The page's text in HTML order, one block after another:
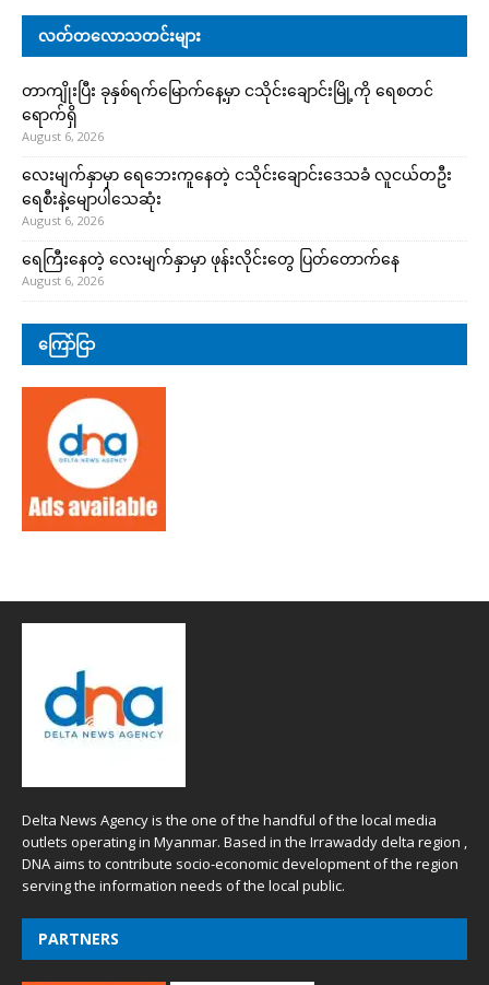
လတ်တလောသတင်းများ
တာကျိုးပြီး ခုနှစ်ရက်မြောက်နေ့မှာ ငသိုင်းချောင်းမြို့ကို ရေစတင်
ရောက်ရှိ
August 6, 2026
လေးမျက်နှာမှာ ရေဘေးကူနေတဲ့ ငသိုင်းချောင်းဒေသခံ လူငယ်တဦး
ရေစီးနဲ့မျောပါသေဆုံး
August 6, 2026
ရေကြီးနေတဲ့ လေးမျက်နှာမှာ ဖုန်းလိုင်းတွေ ပြတ်တောက်နေ
August 6, 2026
ကြော်ငြာ
Delta News Agency is the one of the handful of the local media
outlets operating in Myanmar. Based in the Irrawaddy delta region ,
DNA aims to contribute socio-economic development of the region
serving the information needs of the local public.
PARTNERS